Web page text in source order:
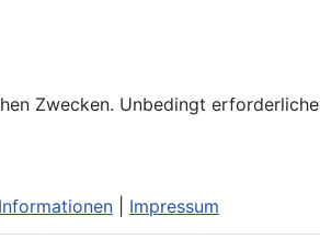
Zwecken. Unbedingt
Impressum